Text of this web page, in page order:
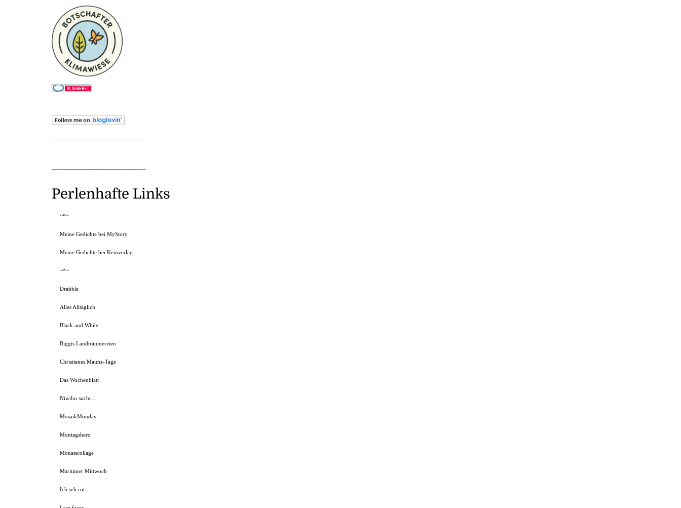
Perlenhafte Links
~*~
Meine Gedichte bei MyStory
Meine Gedichte bei Keinverlag
~*~
Drabble
Alles Alltäglich
Black and White
Biggis Landträumereien
Christianes Maunz-Tage
Das Wochenblatt
Niwibo sucht...
MosaikMonday
Montagsherz
Monatscollage
Maritimer Mittwoch
Ich seh rot